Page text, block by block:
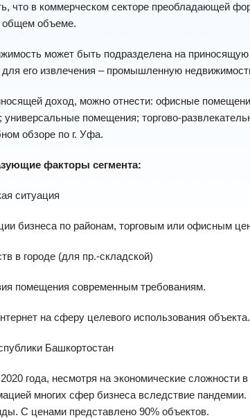
что в коммерческом секторе преобладающей
общем объеме.
может быть подразделена на
его извлечения – промышленную
доход, можно отнести: офисные
универсальные помещения; торгово-
обзоре по г. Уфа.
факторы сегмента:
ситуация
бизнеса по районам, торговым или офисным
в городе (для пр.-складской)
помещения современным требованиям.
на сферу целевого использования объекта.
Башкортостан
года, несмотря на экономические сложности
многих сфер бизнеса вследствие
С ценами представлено 90% объектов.